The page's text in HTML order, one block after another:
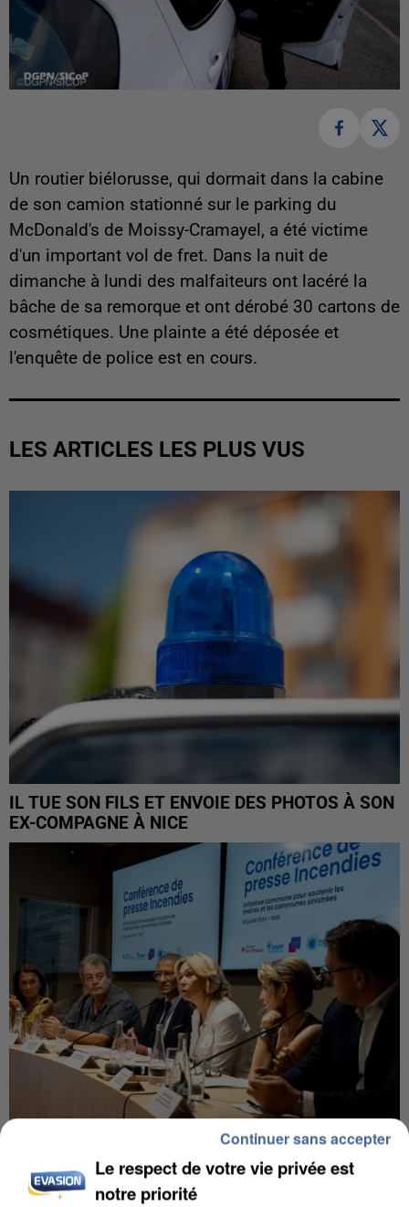
Un routier biélorusse, qui dormait dans la cabine
de son camion stationné sur le parking du
McDonald's de Moissy-Cramayel, a été victime
d'un important vol de fret. Dans la nuit de
dimanche à lundi des malfaiteurs ont lacéré la
bâche de sa remorque et ont dérobé 30 cartons de
cosmétiques. Une plainte a été déposée et
l'enquête de police est en cours.
LES ARTICLES LES PLUS VUS
IL TUE SON FILS ET ENVOIE DES PHOTOS À SON
EX-COMPAGNE À NICE
DE SOLIDARITÉ AVEC LES...
Le respect de votre vie privée est
notre priorité
Continuer sans accepter